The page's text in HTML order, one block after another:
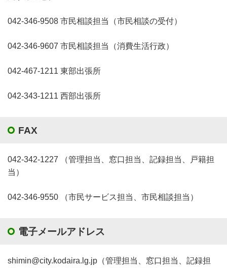
042-346-9508 市民相談担当（市民相談の受付）
042-346-9607 市民相談担当（消費生活行政）
042-467-1211 東部出張所
042-343-1211 西部出張所
FAX
042-342-1227 （管理担当、窓口担当、記録担当、戸籍担
当）
042-346-9550 （市民サービス担当、市民相談担当）
電子メールアドレス
shimin@city.kodaira.lg.jp（管理担当、窓口担当、記録担